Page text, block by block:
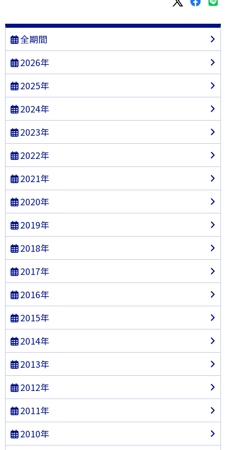
全期間
2026年
2025年
2024年
2023年
2022年
2021年
2020年
2019年
2018年
2017年
2016年
2015年
2014年
2013年
2012年
2011年
2010年